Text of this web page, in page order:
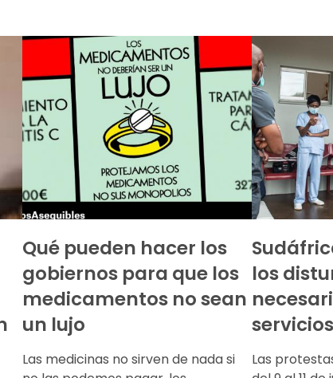
Qué pueden hacer los
gobiernos para que los
medicamentos no sean
un lujo
Las medicinas no sirven de nada si
los
Las